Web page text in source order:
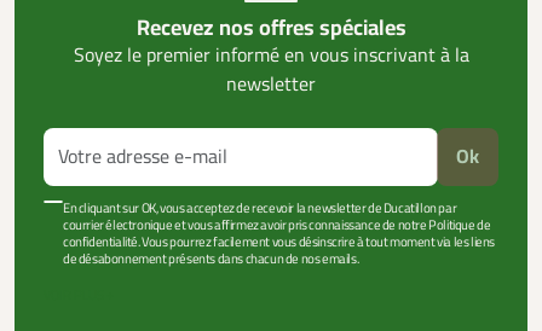
Recevez nos offres spéciales
Soyez le premier informé en vous inscrivant à la
newsletter
Ok
En cliquant sur OK, vous acceptez de recevoir la newsletter de Ducatillon par
courrier électronique et vous affirmez avoir pris connaissance de notre Politique de
confidentialité. Vous pourrez facilement vous désinscrire à tout moment via les liens
de désabonnement présents dans chacun de nos emails.